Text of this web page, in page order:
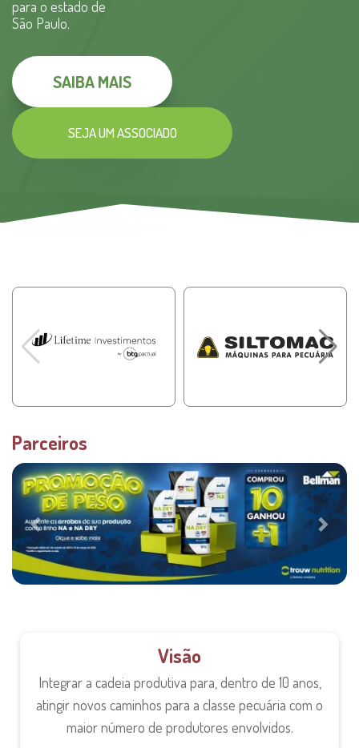
para o estado de
São Paulo.
SAIBA MAIS
SEJA UM ASSOCIADO
Parceiros
Visão
Integrar a cadeia produtiva para, dentro de 10 anos,
atingir novos caminhos para a classe pecuária com o
maior número de produtores envolvidos.